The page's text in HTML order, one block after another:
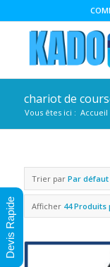
chariot de
Vous êtes ici : Accueil
Trier par Par défaut
Afficher 44
Devis Rapide